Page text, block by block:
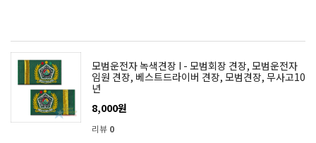
모범운전자 녹색견장 I - 모범회장 견장, 모범운전자
임원 견장, 베스트드라이버 견장, 모범견장, 무사고10
년
8,000원
리뷰 0